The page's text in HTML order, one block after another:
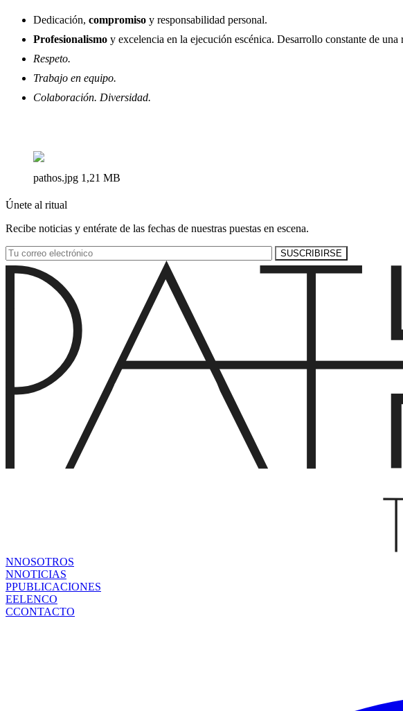
Dedicación, compromiso y responsabilidad personal.
Profesionalismo y excelencia en la ejecución escénica. Desarrollo constante de
Respeto.
Trabajo en equipo.
Colaboración. Diversidad.
pathos.jpg 1,21 MB
Únete al ritual
Recibe noticias y entérate de las fechas de nuestras puestas en escena.
NNOSOTROS
NNOTICIAS
PPUBLICACIONES
EELENCO
CCONTACTO